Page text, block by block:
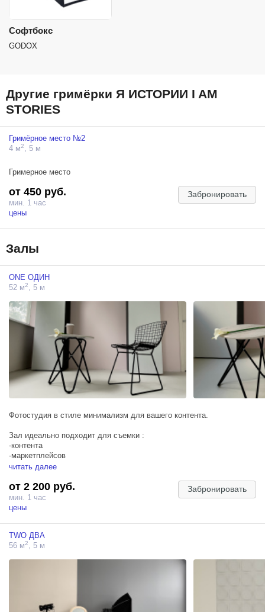
Софтбокс
GODOX
Другие гримёрки Я ИСТОРИИ I AM
STORIES
Гримёрное место №2
4 м2, 5 м
Гримерное место
от 450 руб.
мин. 1 час
цены
Забронировать
Залы
ONE ОДИН
52 м2, 5 м
Фотостудия в стиле минимализм для вашего контента.
Зал идеально подходит для съемки :
-контента
-маркетплейсов
-каталогов
Циклорама , фактурные стены ,арка, дизайнерские стулья.
Высокие потолки+ блек аут шторы
читать далее
от 2 200 руб.
мин. 1 час
цены
Забронировать
TWO ДВА
56 м2, 5 м